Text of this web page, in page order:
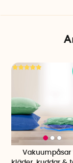
Vakuumpåsar